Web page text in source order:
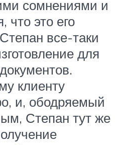
сомнениями и
что это его
все-таки
для
клиенту
и, ободряемый
Степан тут же